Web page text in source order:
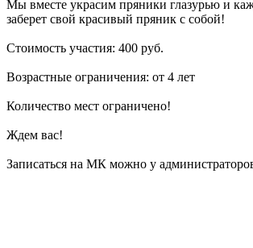
Мы вместе украсим пряники глазурью и
заберет свой красивый пряник с собой!
Стоимость участия: 400 руб.
Возрастные ограничения: от 4 лет
Количество мест ограничено!
Ждем вас!
Записаться на МК можно у